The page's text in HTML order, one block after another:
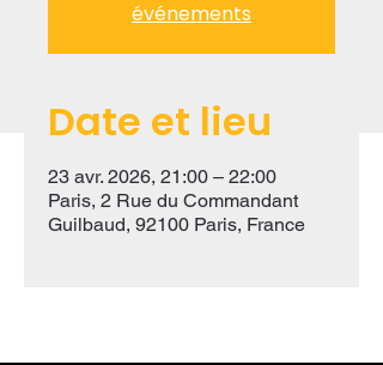
événements
Date et lieu
23 avr. 2026, 21:00 – 22:00
Paris, 2 Rue du Commandant
Guilbaud, 92100 Paris, France